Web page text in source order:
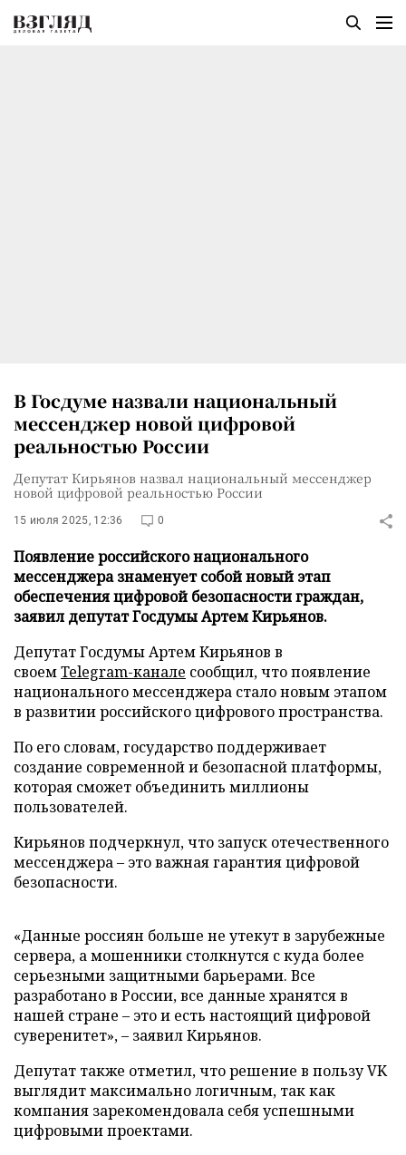
В Госдуме назвали национальный
мессенджер новой цифровой
реальностью России
Депутат Кирьянов назвал национальный мессенджер
новой цифровой реальностью России
15 июля 2025, 12:36 0
Появление российского национального
мессенджера знаменует собой новый этап
обеспечения цифровой безопасности граждан,
заявил депутат Госдумы Артем Кирьянов.
Депутат Госдумы Артем Кирьянов в
своемTelegram-канале сообщил, что появление
национального мессенджера стало новым этапом
в развитии российского цифрового пространства.
По его словам, государство поддерживает
создание современной и безопасной платформы,
которая сможет объединить миллионы
пользователей.
Кирьянов подчеркнул, что запуск отечественного
мессенджера – это важная гарантия цифровой
безопасности.
«Данные россиян больше не утекут в зарубежные
сервера, а мошенники столкнутся с куда более
серьезными защитными барьерами. Все
разработано в России, все данные хранятся в
нашей стране – это и есть настоящий цифровой
суверенитет», – заявил Кирьянов.
Депутат также отметил, что решение в пользу VK
выглядит максимально логичным, так как
компания зарекомендовала себя успешными
цифровыми проектами.